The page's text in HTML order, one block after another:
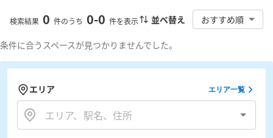
検索結果 0 件のうち 0-0 件を表示 並べ替え おすすめ順
条件に合うスペースが見つかりませんでした。
エリア エリア一覧